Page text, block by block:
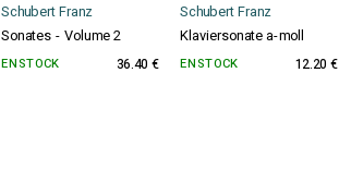
Schubert Franz Schubert Franz
Sonates - Volume 2
Klaviersonate a-moll
EN STOCK 36.40 € EN STOCK 12.20 €